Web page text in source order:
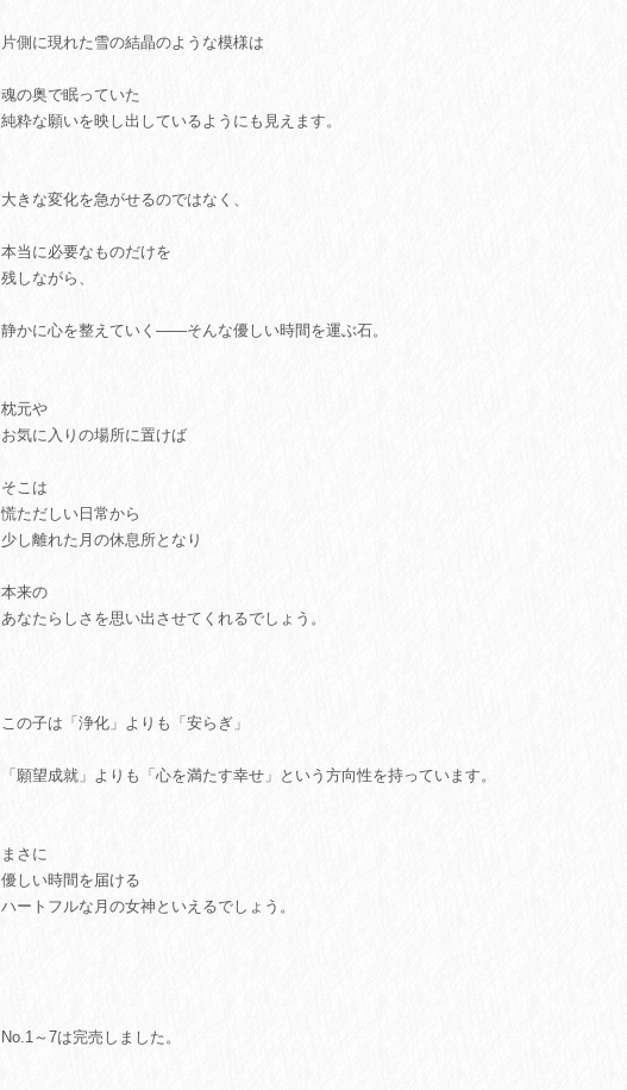
片側に現れた雪の結晶のような模様は
魂の奥で眠っていた
純粋な願いを映し出しているようにも見えます。
大きな変化を急がせるのではなく、
本当に必要なものだけを
残しながら、
静かに心を整えていく――そんな優しい時間を運ぶ石。
枕元や
お気に入りの場所に置けば
そこは
慌ただしい日常から
少し離れた月の休息所となり
本来の
あなたらしさを思い出させてくれるでしょう。
この子は「浄化」よりも「安らぎ」
「願望成就」よりも「心を満たす幸せ」という方向性を持っています。
まさに
優しい時間を届ける
ハートフルな月の女神といえるでしょう。
No.1～7は完売しました。